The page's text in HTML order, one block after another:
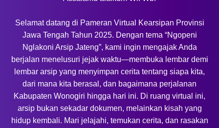
Selamat datang di Pameran Virtual Kearsipan Provinsi
Jawa Tengah Tahun 2025. Dengan tema “Ngopeni
Nglakoni Arsip Jateng”, kami ingin mengajak Anda
berjalan menelusuri jejak waktu—membuka lembar demi
lembar arsip yang menyimpan cerita tentang siapa kita,
dari mana kita berasal, dan bagaimana perjalanan
Kabupaten Wonogiri hingga hari ini. Di ruang virtual ini,
arsip bukan sekadar dokumen, melainkan kisah yang
hidup kembali. Mari jelajahi, temukan cerita, dan rasakan